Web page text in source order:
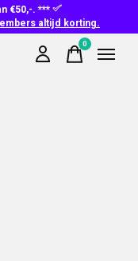
€50,-. ***
altijd korting.
0items